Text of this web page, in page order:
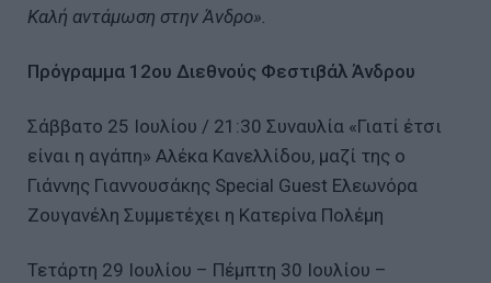
Καλή αντάμωση στην Άνδρο».
Πρόγραμμα 12ου Διεθνούς Φεστιβάλ Άνδρου
Σάββατο 25 Ιουλίου / 21:30 Συναυλία «Γιατί έτσι
είναι η αγάπη» Αλέκα Κανελλίδου, μαζί της o
Γιάννης Γιαννουσάκης Special Guest Ελεωνόρα
Ζουγανέλη Συμμετέχει η Κατερίνα Πολέμη
Τετάρτη 29 Ιουλίου – Πέμπτη 30 Ιουλίου –